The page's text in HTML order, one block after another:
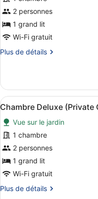
Bathtub
and
2
Terraces)
pour
ce
type
de
chambre :
(Balinese
Bed)
2 personnes
1 grand lit
Wi-Fi gratuit
Plus de détails
Plus
le
type
de
Chambre
Deluxe
(Balinese
Bed)
Afficher
toutes
les
photos
pour
ce
type
chambre :
9
Chambre Deluxe (Private
Vue sur le jardin
1 chambre
2 personnes
1 grand lit
Wi-Fi gratuit
Plus de détails
Plus